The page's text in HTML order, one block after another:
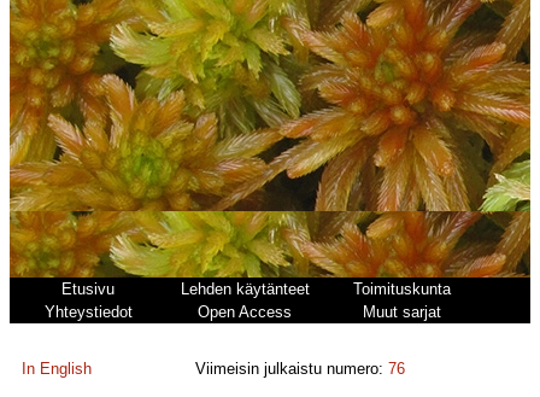
Etusivu Lehden käytänteet
Toimituskunta
Yhteystiedot
Open Access Muut sarjat
In English Viimeisin julkaistu numero:76